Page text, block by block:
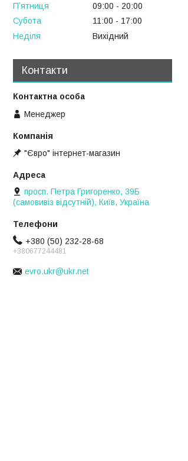
Пʼятниця
09:00
20:00
Субота
11:00
17:00
Неділя
Вихідний
Контакти
Менеджер
"Євро" інтернет-магазин
просп. Петра Григоренко, 39Б
(самовивіз відсутній), Київ, Україна
+380 (50) 232-28-68
+380677244481
evro.ukr@ukr.net